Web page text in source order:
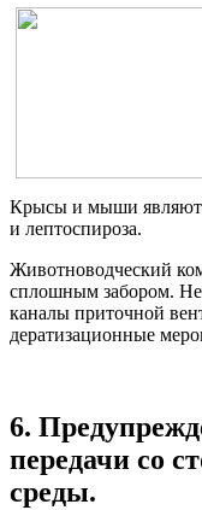
Крысы и мыши
и лептоспироза.
Животноводческий
сплошным забором.
каналы приточной
дератизационные
6.
передачи со
среды.